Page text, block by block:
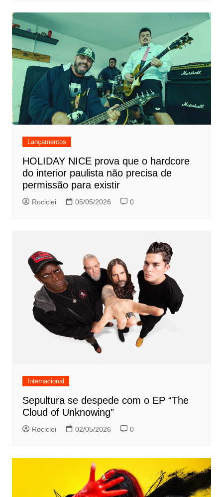
Lançamentos
HOLIDAY NICE prova que o hardcore
do interior paulista não precisa de
permissão para existir
Rociclei 05/05/2026 0
Internacional
Sepultura se despede com o EP “The
Cloud of Unknowing”
Rociclei 02/05/2026 0